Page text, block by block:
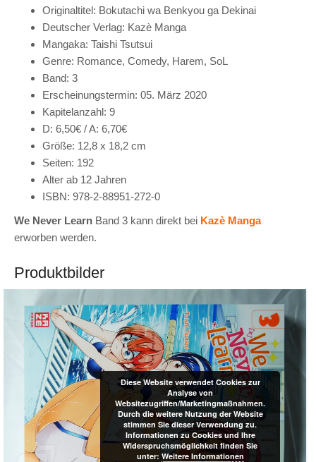
Originaltitel: Bokutachi wa Benkyou ga Dekinai
Deutscher Verlag: Kazè Manga
Mangaka: Taishi Tsutsui
Genre: Romance, Comedy, Harem, SoL
Band: 3
Erscheinungstermin: 05. März 2020
Kapitelanzahl: 9
D: 6,50€ / A: 6,70€
Größe: 12,8 x 18,2 cm
Seiten: 192
Alter ab 12 Jahren
ISBN: 978-2-88951-272-0
We Never Learn Band 3 kann direkt bei Kazè Manga
erworben werden.
Produktbilder
Diese Website verwendet Cookies zur
Analyse von
Websitezugriffen/Marketingmaßnahmen.
Durch die weitere Nutzung der Website
stimmen Sie dieser Verwendung zu.
Informationen zu Cookies und Ihre
Widerspruchsmöglichkeit finden Sie
unter: Weitere Informationen